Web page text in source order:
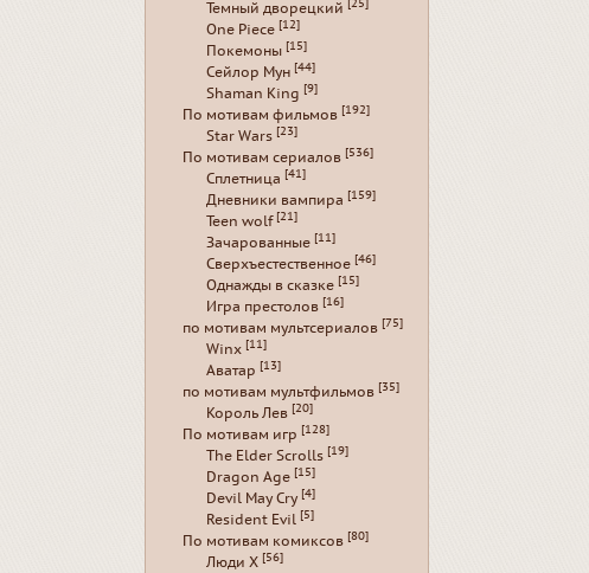
Темный дворецкий [25]
One Piece [12]
Покемоны [15]
Сейлор Мун [44]
Shaman King [9]
По мотивам фильмов [192]
Star Wars [23]
По мотивам сериалов [536]
Сплетница [41]
Дневники вампира [159]
Teen wolf [21]
Зачарованные [11]
Сверхъестественное [46]
Однажды в сказке [15]
Игра престолов [16]
по мотивам мультсериалов [75]
Winx [11]
Аватар [13]
по мотивам мультфильмов [35]
Король Лев [20]
По мотивам игр [128]
The Elder Scrolls [19]
Dragon Age [15]
Devil May Cry [4]
Resident Evil [5]
По мотивам комиксов [80]
Люди Х [56]